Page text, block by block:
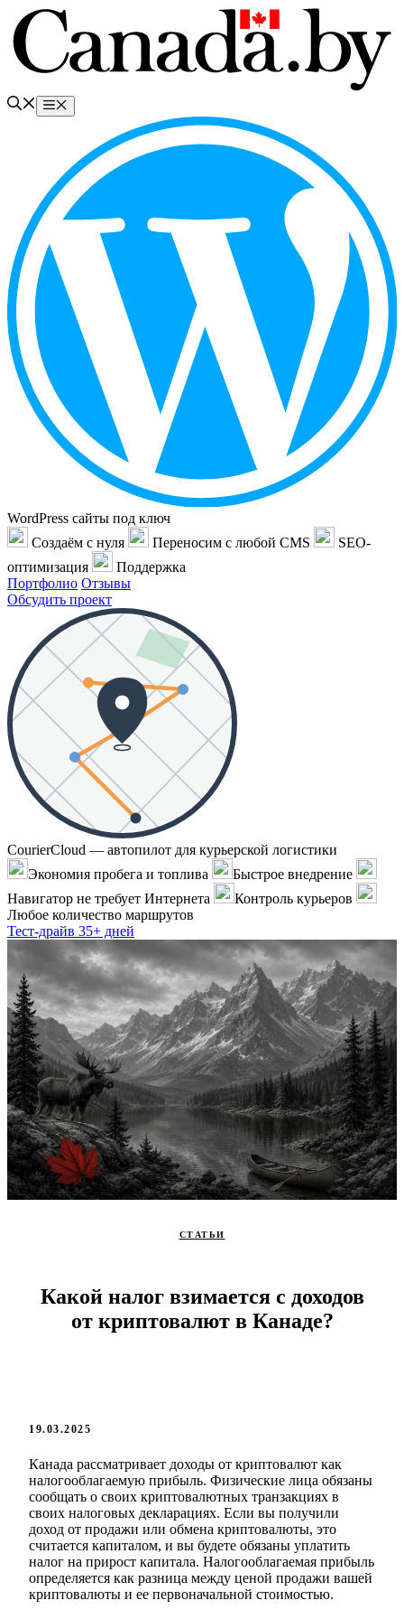
Перейти
содержимому
Меню
WordPress сайты под ключ
Создаём с нуля
Переносим с любой CMS
SEO-
оптимизация
Поддержка
Портфолио Отзывы
Обсудить проект
CourierCloud — автопилот для курьерской логистики
Экономия пробега и топлива
Быстрое внедрение
Навигатор не требует Интернета
Контроль курьеров
Любое количество маршрутов
Тест-драйв 35+ дней
СТАТЬИ
Какой налог взимается с доходов
от криптовалют в Канаде?
19.03.2025
Канада рассматривает доходы от криптовалют как
налогооблагаемую прибыль. Физические лица обязаны
сообщать о своих криптовалютных транзакциях в
своих налоговых декларациях. Если вы получили
доход от продажи или обмена криптовалюты, это
считается капиталом, и вы будете обязаны уплатить
налог на прирост капитала. Налогооблагаемая прибыль
определяется как разница между ценой продажи вашей
криптовалюты и ее первоначальной стоимостью.